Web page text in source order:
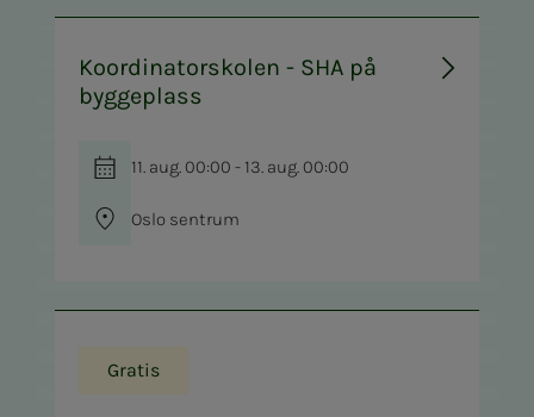
Koordinatorskolen - SHA på
byggeplass
11. aug. 00:00 - 13. aug. 00:00
Oslo sentrum
Gratis